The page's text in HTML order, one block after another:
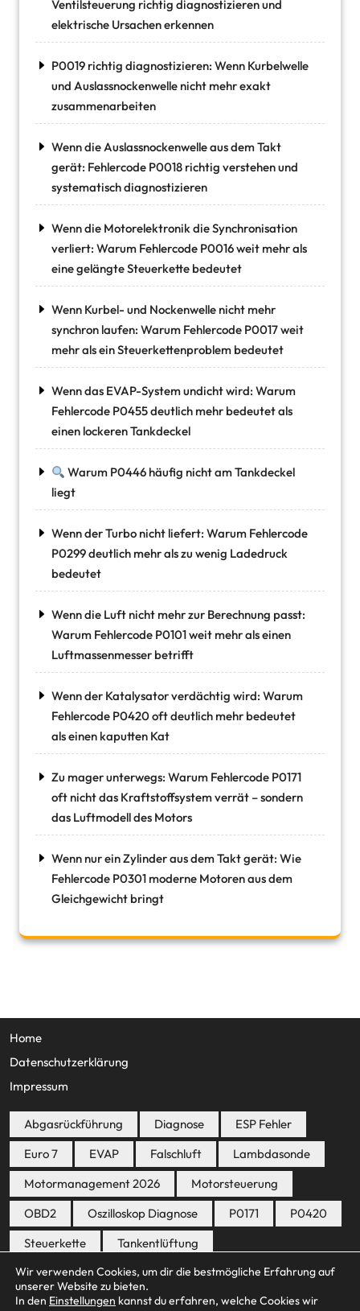
Ventilsteuerung richtig diagnostizieren und
elektrische Ursachen erkennen
P0019 richtig diagnostizieren: Wenn Kurbelwelle
und Auslassnockenwelle nicht mehr exakt
zusammenarbeiten
Wenn die Auslassnockenwelle aus dem Takt
gerät: Fehlercode P0018 richtig verstehen und
systematisch diagnostizieren
Wenn die Motorelektronik die Synchronisation
verliert: Warum Fehlercode P0016 weit mehr als
eine gelängte Steuerkette bedeutet
Wenn Kurbel- und Nockenwelle nicht mehr
synchron laufen: Warum Fehlercode P0017 weit
mehr als ein Steuerkettenproblem bedeutet
Wenn das EVAP-System undicht wird: Warum
Fehlercode P0455 deutlich mehr bedeutet als
einen lockeren Tankdeckel
Warum P0446 häufig nicht am Tankdeckel
liegt
Wenn der Turbo nicht liefert: Warum Fehlercode
P0299 deutlich mehr als zu wenig Ladedruck
bedeutet
Wenn die Luft nicht mehr zur Berechnung passt:
Warum Fehlercode P0101 weit mehr als einen
Luftmassenmesser betrifft
Wenn der Katalysator verdächtig wird: Warum
Fehlercode P0420 oft deutlich mehr bedeutet
als einen kaputten Kat
Zu mager unterwegs: Warum Fehlercode P0171
oft nicht das Kraftstoffsystem verrät – sondern
das Luftmodell des Motors
Wenn nur ein Zylinder aus dem Takt gerät: Wie
Fehlercode P0301 moderne Motoren aus dem
Gleichgewicht bringt
Home
Datenschutzerklärung
Impressum
Abgasrückführung Diagnose
ESP Fehler
Euro 7
EVAP Falschluft
Lambdasonde
Motormanagement 2026
Motorsteuerung
OBD2
Oszilloskop Diagnose P0171
P0420
Steuerkette
Tankentlüftung
Wir verwenden Cookies, um dir die bestmögliche Erfahrung auf
unserer Website zu bieten.
In den Einstellungen kannst du erfahren, welche Cookies wir